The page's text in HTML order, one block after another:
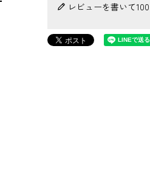
レビューを書いて